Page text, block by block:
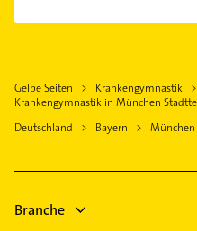
Fürstenried
Hadern
Haidhausen
Hasenbergl
Laim
Olching
Gauting
Gilching
Gartenbau &
Kammerjäger
Putzfrau
Steuerberater
Heizung & Sanitär
Immobilienmakler
Lüftungsanlagen
Heizungsfirmen
Gelbe Seiten Krankengymnastik
Krankengymnastik in München
Deutschland
Bayern München
Branche